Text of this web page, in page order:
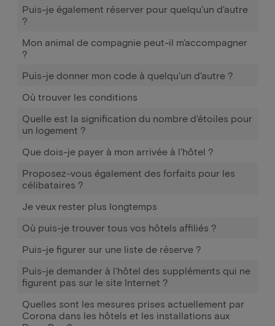
Puis-je également réserver pour quelqu'un d'autre
?
Mon animal de compagnie peut-il m'accompagner
?
Puis-je donner mon code à quelqu'un d'autre ?
Où trouver les conditions
Quelle est la signification du nombre d'étoiles pour
un logement ?
Que dois-je payer à mon arrivée à l'hôtel ?
Proposez-vous également des forfaits pour les
célibataires ?
Je veux rester plus longtemps
Où puis-je trouver tous vos hôtels affiliés ?
Puis-je figurer sur une liste de réserve ?
Puis-je demander à l'hôtel des suppléments qui ne
figurent pas sur le site Internet ?
Quelles sont les mesures prises actuellement par
Corona dans les hôtels et les installations aux